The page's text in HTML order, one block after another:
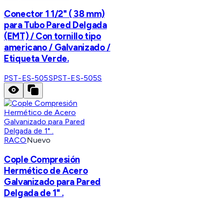
Conector 1 1/2" ( 38 mm)
para Tubo Pared Delgada
(EMT) / Con tornillo tipo
americano / Galvanizado /
Etiqueta Verde.
PST-ES-505SPST-ES-505S
RACONuevo
Cople Compresión
Hermético de Acero
Galvanizado para Pared
Delgada de 1" .